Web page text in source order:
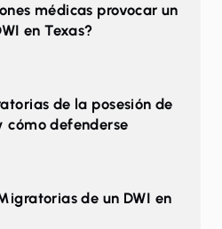
médicas provocar un
en Texas?
de la posesión de
cómo defenderse
de un DWI en